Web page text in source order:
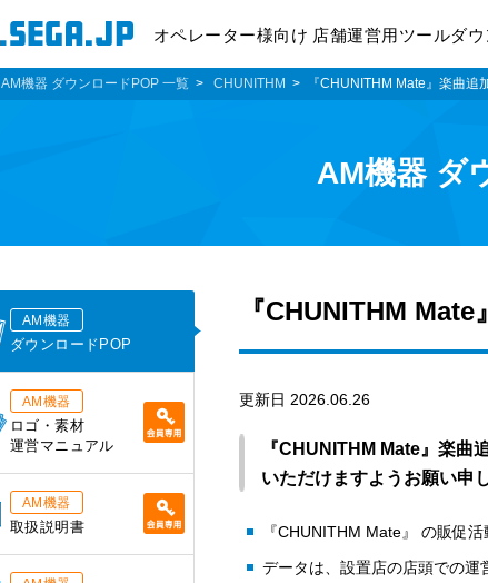
オペレーター様向け 店舗運営用ツールダウ
AM機器 ダウンロードPOP 一覧 CHUNITHM 『CHUNITHM Mate』楽曲追
AM機器 ダ
『CHUNITHM
更新日 2026.06.26
『CHUNITHM Mate』楽曲
いただけますようお願い申
『CHUNITHM Mate』 の販促活
データは、設置店の店頭での運
AM機器
ダウンロードPOP
AM機器
ロゴ・素材
運営マニュアル
AM機器
取扱説明書